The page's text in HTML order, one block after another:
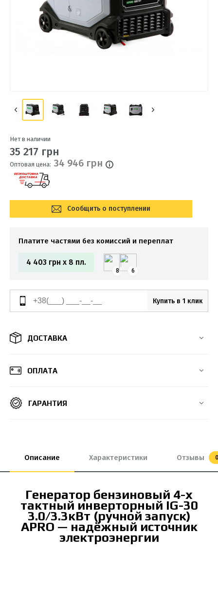
Нет в наличии
35 217 грн
Оптовая цена: 34 946 грн
Сообщить о поступлении
Платите частями без комиссий и переплат
4 403 грн x 8 пл.
8 6
Купить в 1 клик
ДОСТАВКА
ОПЛАТА
ГАРАНТИЯ
Описание Характеристики Отзывы 0
Генератор бензиновый 4-х
тактный инверторный IG-30
3.0/3.3кВт (ручной запуск)
APRO — надёжный источник
электроэнергии